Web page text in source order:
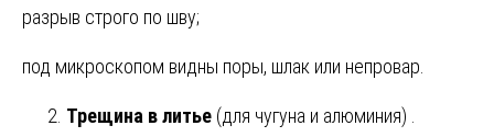
разрыв строго по шву;
под микроскопом видны поры, шлак или непровар.
Трещина в литье (для чугуна и алюминия) .